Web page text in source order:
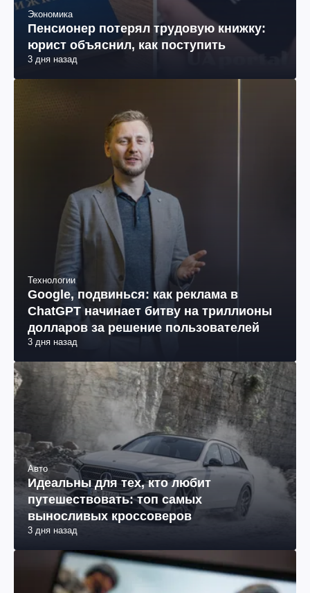
Экономика
Пенсионер потерял трудовую книжку:
юрист объяснил, как поступить
3 дня назад
Технологии
Google, подвинься: как реклама в
ChatGPT начинает битву на триллионы
долларов за решение пользователей
3 дня назад
Авто
Идеальны для тех, кто любит
путешествовать: топ самых
выносливых кроссоверов
3 дня назад